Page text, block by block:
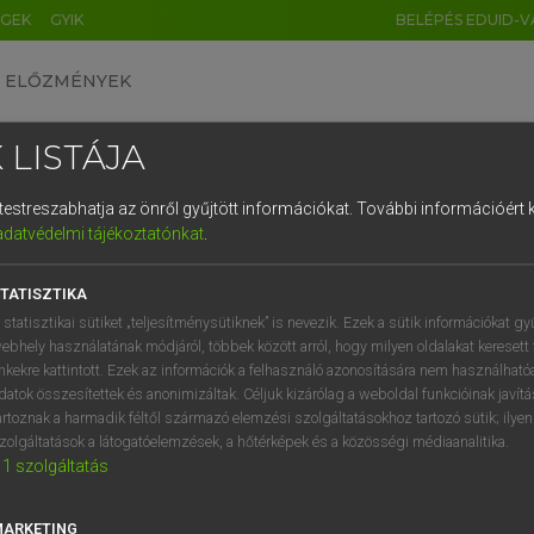
GYIK BELÉPÉS EDUID-
ELŐZMÉNYEK
szótár
VAN ELŐFIZETÉSED?
megtekintéséhez.
LISTÁJA
az önről gyűjtött információkat. További információért
tájékoztatónkat.
statisztikai sütiket „teljesítménysütiknek” is nevezik. Ezek a sütik információkat
használatának módjáról, többek között arról, hogy milyen oldalakat keresett
kattintott. Ezek az információk a felhasználó azonosítására nem
összesítettek és anonimizáltak. Céljuk kizárólag a weboldal funkcióinak
a harmadik féltől származó elemzési szolgáltatásokhoz tartozó sütik;
a látogatóelemzések, a hőtérképek és a közösségi médiaanalitika.
1 szolgáltatás
DE CN FR ES IT NL
1 2 3 4 5 6 7 8 9
q w e r t z u i
a s d f g h j k l é
í y x c v b n m , .